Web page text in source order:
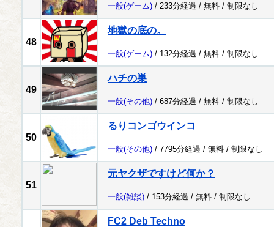
一般(ゲーム) / 233分経過 / 無料 / 制限なし
48
地獄の底の。
一般(ゲーム) / 132分経過 / 無料 / 制限なし
49
ハチの巣
一般(その他) / 687分経過 / 無料 / 制限なし
50
るりコンゴウインコ
一般(その他) / 7795分経過 / 無料 / 制限なし
51
元ヤクザですけど何か？
一般(雑談) / 153分経過 / 無料 / 制限なし
FC2 Deb Techno